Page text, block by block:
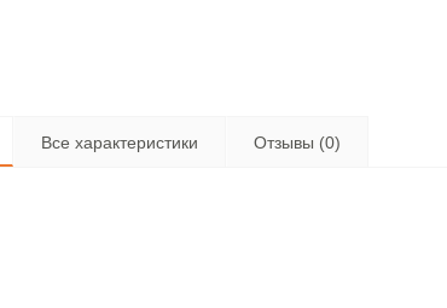
Все характеристики Отзывы (0)